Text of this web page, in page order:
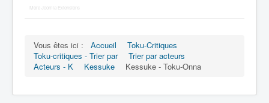
More Joomla Extensions
Vous êtes ici : Accueil
Toku-Critiques
Toku-critiques - Trier par
Trier par acteurs
Acteurs - K
Kessuke Kessuke - Toku-Onna